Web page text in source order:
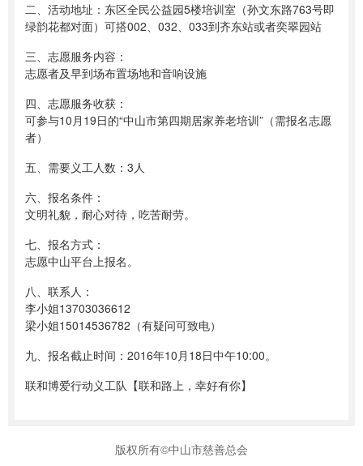
二、活动地址：东区全民公益园5楼培训室（孙文东路763号即
绿韵花都对面）可搭002、032、033到齐东站或者奕翠园站
三、志愿服务内容：
志愿者及早到场布置场地和音响设施
四、志愿服务收获：
可参与10月19日的“中山市第四期居家养老培训”（需报名志愿
者）
五、需要义工人数：3人
六、报名条件：
文明礼貌，耐心对待，吃苦耐劳。
七、报名方式：
志愿中山平台上报名。
八、联系人：
李小姐13703036612
梁小姐15014536782（有疑问可致电）
九、报名截止时间：2016年10月18日中午10:00。
联和博爱行动义工队【联和路上，幸好有你】
版权所有©中山市慈善总会